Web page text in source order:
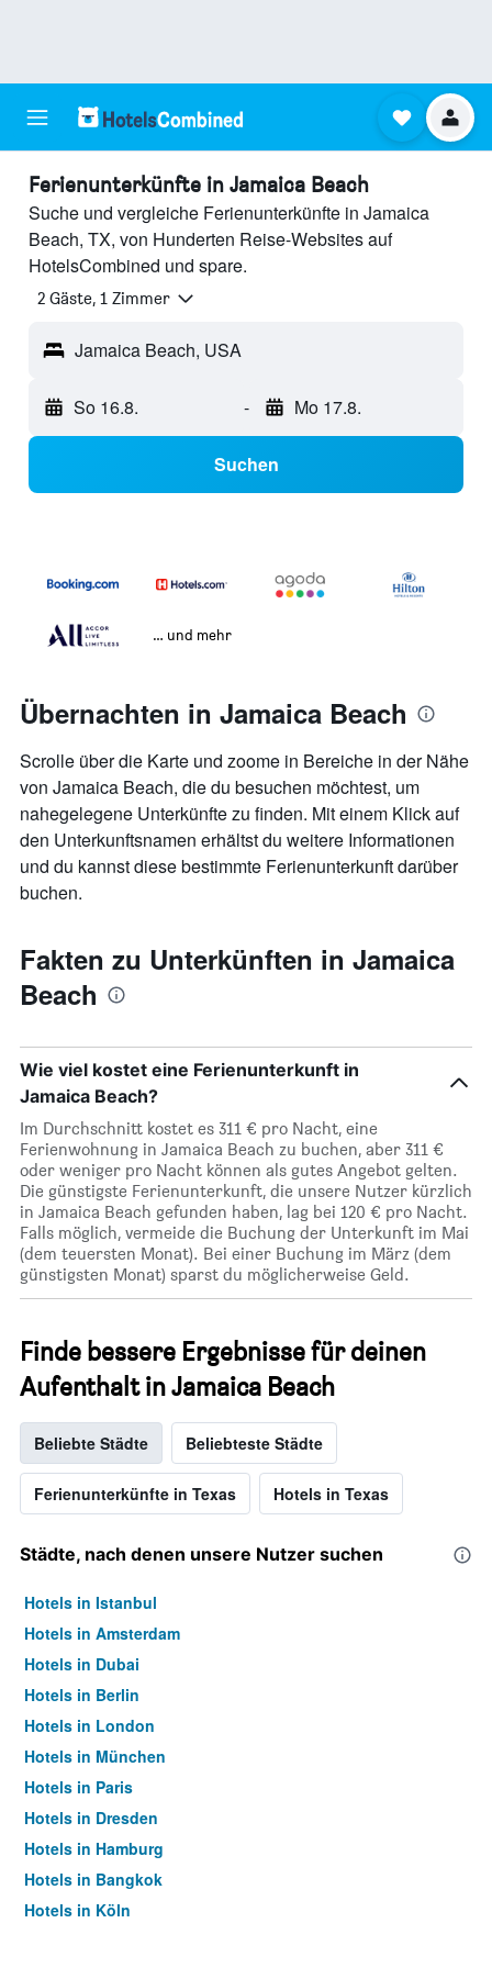
Ferienunterkünfte in Jamaica Beach
Suche und vergleiche Ferienunterkünfte in Jamaica
Beach, TX, von Hunderten Reise-Websites auf
HotelsCombined und spare.
2 Gäste, 1 Zimmer
Jamaica Beach, USA
So 16.8. - Mo 17.8.
Suchen
… und mehr
Übernachten in Jamaica Beach
Scrolle über die Karte und zoome in Bereiche in der Nähe
von Jamaica Beach, die du besuchen möchtest, um
nahegelegene Unterkünfte zu finden. Mit einem Klick auf
den Unterkunftsnamen erhältst du weitere Informationen
und du kannst diese bestimmte Ferienunterkunft darüber
buchen.
Fakten zu Unterkünften in Jamaica
Beach
Wie viel kostet eine Ferienunterkunft in
Jamaica Beach?
Im Durchschnitt kostet es 311 € pro Nacht, eine
Ferienwohnung in Jamaica Beach zu buchen, aber 311 €
oder weniger pro Nacht können als gutes Angebot gelten.
Die günstigste Ferienunterkunft, die unsere Nutzer kürzlich
in Jamaica Beach gefunden haben, lag bei 120 € pro Nacht.
Falls möglich, vermeide die Buchung der Unterkunft im Mai
(dem teuersten Monat). Bei einer Buchung im März (dem
günstigsten Monat) sparst du möglicherweise Geld.
Finde bessere Ergebnisse für deinen
Aufenthalt in Jamaica Beach
Beliebte Städte Beliebteste Städte
Ferienunterkünfte in Texas Hotels in Texas
Städte, nach denen unsere Nutzer suchen
Hotels in Istanbul
Hotels in Amsterdam
Hotels in Dubai
Hotels in Berlin
Hotels in London
Hotels in München
Hotels in Paris
Hotels in Dresden
Hotels in Hamburg
Hotels in Bangkok
Hotels in Köln